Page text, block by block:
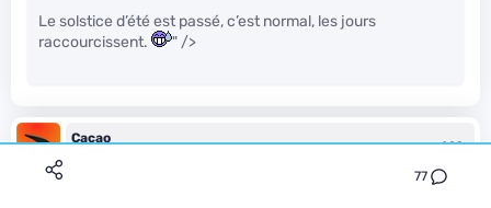
77
Le solstice d’été est passé, c’est normal, les jours
raccourcissent.
" />
Cacao